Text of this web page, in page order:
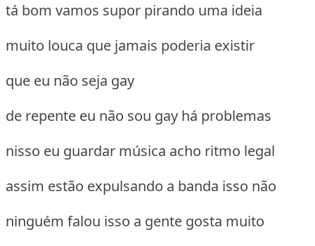
tá bom vamos supor pirando uma ideia
muito louca que jamais poderia existir
que eu não seja gay
de repente eu não sou gay há problemas
nisso eu guardar música acho ritmo legal
assim estão expulsando a banda isso não
ninguém falou isso a gente gosta muito